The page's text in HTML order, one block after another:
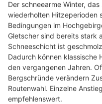
Der schneearme Winter,
wiederholten Hitzeperioden
Bedingungen im
Gletscher sind bereits stark
Schneeschicht ist
Dadurch können klassische
den vergangenen Jahren.
Bergschründe verändern
Routenwahl. Einzelne
empfehlenswert.